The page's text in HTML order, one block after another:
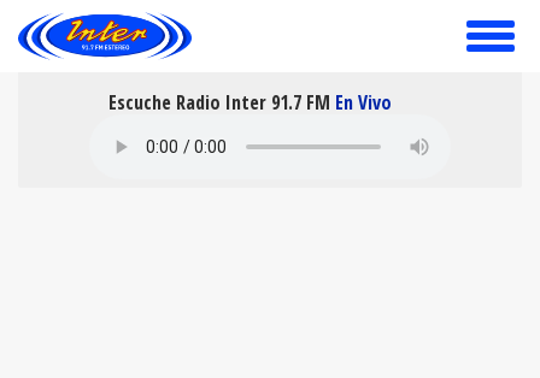
toggle
Escuche Radio Inter 91.7 FM En Vivo